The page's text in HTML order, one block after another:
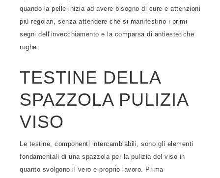
quando la pelle inizia ad avere bisogno di cure e attenzioni
più regolari, senza attendere che si manifestino i primi
segni dell’invecchiamento e la comparsa di antiestetiche
rughe.
TESTINE DELLA
SPAZZOLA PULIZIA
VISO
Le testine, componenti intercambiabili, sono gli elementi
fondamentali di una spazzola per la pulizia del viso in
quanto svolgono il vero e proprio lavoro. Prima